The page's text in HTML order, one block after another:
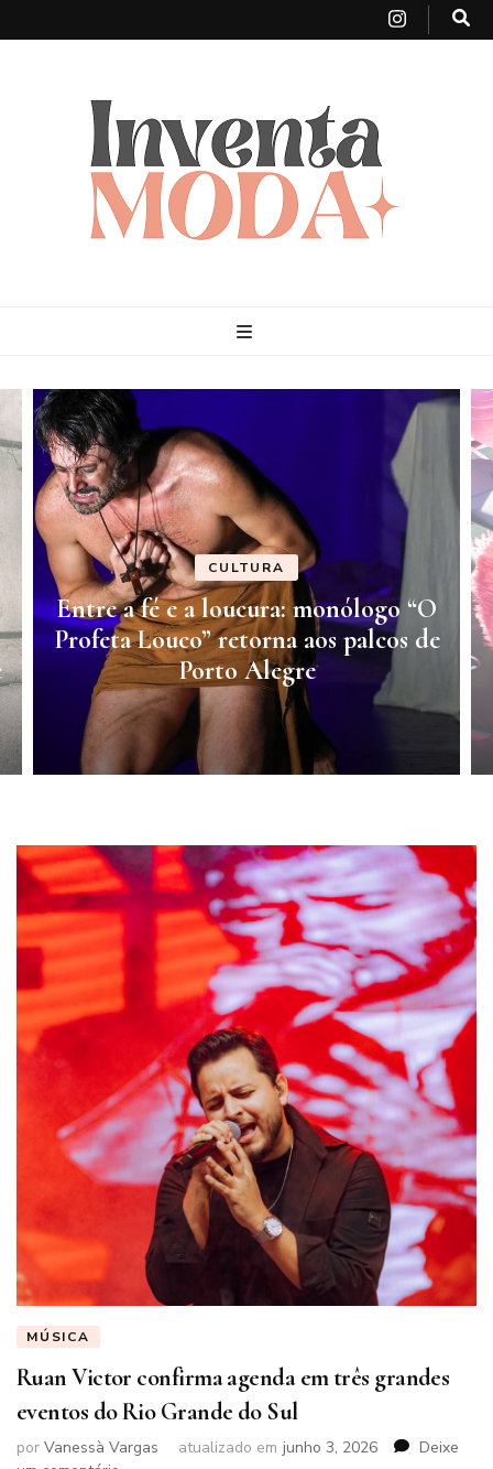
CULTURA
Entre a fé e a loucura: monólogo “O
Profeta Louco” retorna aos palcos de
Porto Alegre
MÚSICA
Ruan Victor confirma agenda em três grandes
eventos do Rio Grande do Sul
por Vanessà Vargas atualizado em junho 3, 2026
Deixe